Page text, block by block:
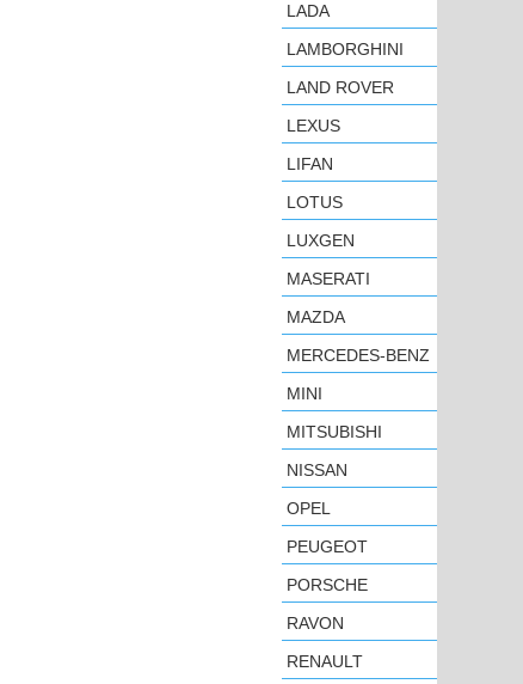
LADA
LAMBORGHINI
LAND ROVER
LEXUS
LIFAN
LOTUS
LUXGEN
MASERATI
MAZDA
MERCEDES-BENZ
MINI
MITSUBISHI
NISSAN
OPEL
PEUGEOT
PORSCHE
RAVON
RENAULT